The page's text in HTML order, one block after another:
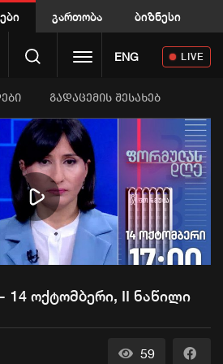
გართობა ბიზნესი
Toggle navigation
ENG LIVE
გადაცემის შესახებ
Play
Video
ოქტომბერი, II ნაწილი
59